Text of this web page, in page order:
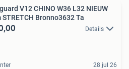
V12 CHINO W36 L32 NIEUW
Slim STRETCH Bronno3632 Ta
Details
28 jul 26